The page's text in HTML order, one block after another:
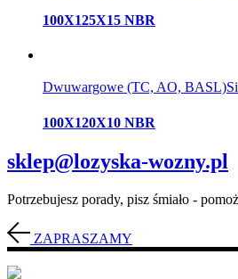
100X125X15 NBR
Dwuwargowe (TC, AO, BASL)
100X120X10 NBR
sklep@lozyska-wozny.pl
Potrzebujesz porady, pisz śmiało -
ZAPRASZAMY